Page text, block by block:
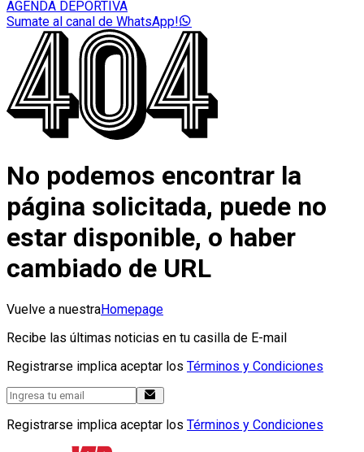
AGENDA DEPORTIVA
Sumate al canal de WhatsApp!
No podemos encontrar la
página solicitada, puede no
estar disponible, o haber
cambiado de URL
Vuelve a nuestraHomepage
Recibe las últimas noticias en tu casilla de E-mail
Registrarse implica aceptar los Términos y Condiciones
Registrarse implica aceptar los Términos y Condiciones